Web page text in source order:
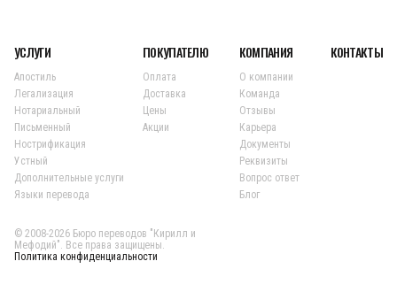
УСЛУГИ
Апостиль
Легализация
Нотариальный
Письменный
Нострификация
Устный
Дополнительные услуги
Языки перевода
ПОКУПАТЕЛЮ
Оплата
Доставка
Цены
Акции
КОМПАНИЯ
О компании
Команда
Отзывы
Карьера
Документы
Реквизиты
Вопрос ответ
Блог
КОНТАКТЫ
© 2008-2026 Бюро переводов "Кирилл и
Мефодий". Все права защищены.
Политика конфиденциальности